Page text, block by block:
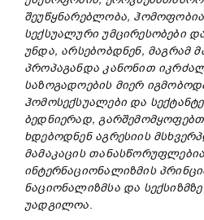
შეუწყნარებლობა, ჰომოფობია
სექსუალური უმცირესობები
უნდა, არსებობდნენ, მაგრამ
პროპაგანდა კანონით
საზოგადოების მიერ
ჰომოსექსუალები და
ბედნიერად,
ხდებოდნენ აგრესიის
მამაკაცის
ინტერნაციონალიზმის
ნაციონალიზმსა და
უადგილოა.